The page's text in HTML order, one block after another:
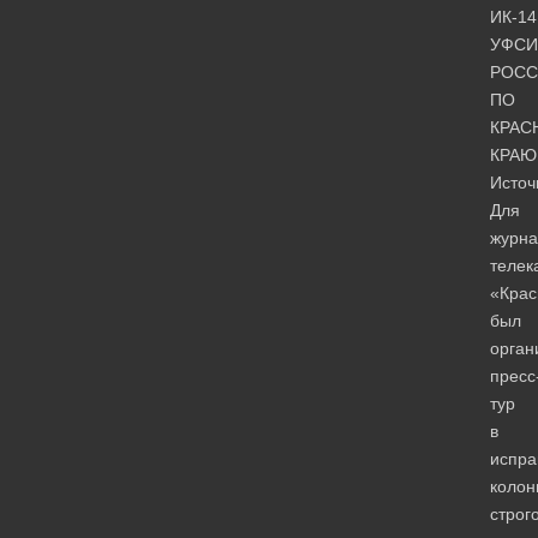
ИК-14
ПО
КРАЮ
Для
был
тур
в